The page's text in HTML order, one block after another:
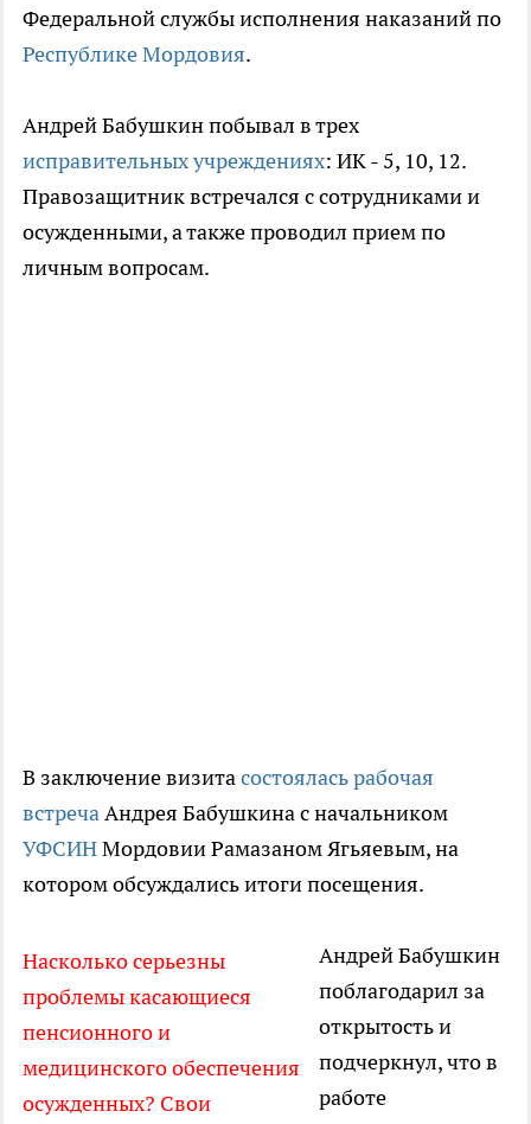
Федеральной службы исполнения наказаний по
Республике Мордовия.
Андрей Бабушкин побывал в трех
исправительных учреждениях: ИК - 5, 10, 12.
Правозащитник встречался с сотрудниками и
осужденными, а также проводил прием по
личным вопросам.
В заключение визитасостоялась рабочая
встречаАндрея Бабушкина с начальником
УФСИНМордовии Рамазаном Ягьяевым, на
котором обсуждались итоги посещения.
Насколько серьезны
проблемы касающиеся
пенсионного и
медицинского обеспечения
осужденных? Свои
Андрей Бабушкин
поблагодарил за
открытость и
подчеркнул, что в
работе